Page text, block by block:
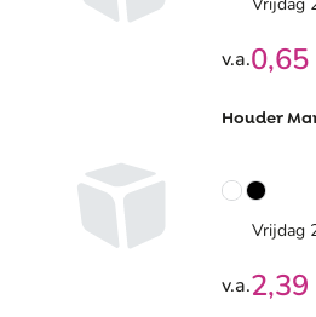
v.a.0,65
Houder
Vrijdag
v.a.2,39